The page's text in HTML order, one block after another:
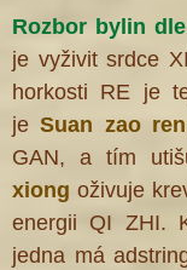
Rozbor bylin
je vyživit srdce
horkosti RE je
jeSuan zao ren
GAN, a tím
xiong oživuje
energii QI ZHI.
jedna má